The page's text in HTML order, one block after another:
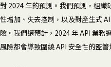
對 2024 年的預測。我們預測，組織
性增加、失去控制，以及對產生式
險。我們還預計，2024 年 API 業務
風險都會導致圍繞 API 安全性的監管